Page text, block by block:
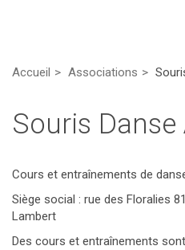
Accueil Associations
Souris Danse
Cours et entraînements de
Siège social : rue des Floralies
Lambert
Des cours et entraînements